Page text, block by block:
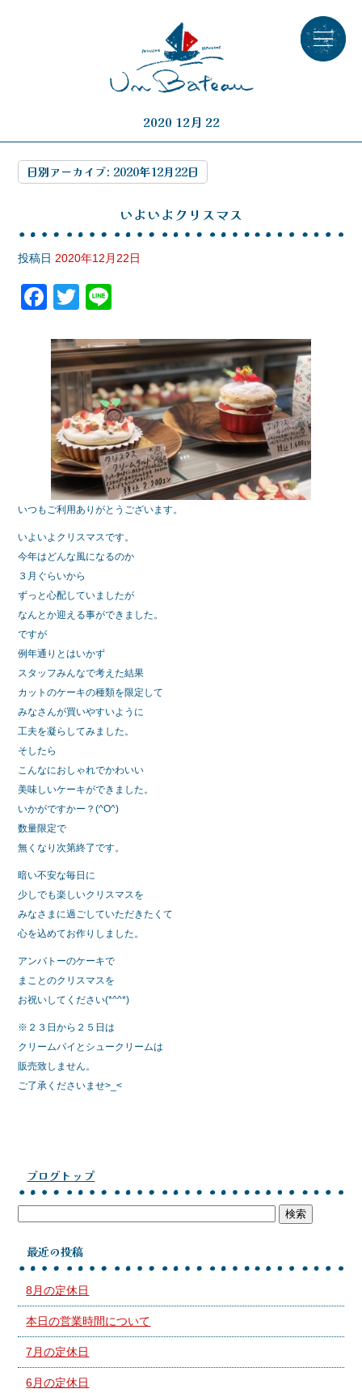
2020 12月 22
日別アーカイブ: 2020年12月22日
いよいよクリスマス
投稿日 2020年12月22日
F
c
e
b
o
o
k
T
tt
er
e
いつもご利用ありがとうございます。
いよいよクリスマスです。
今年はどんな風になるのか
３月ぐらいから
ずっと心配していましたが
なんとか迎える事ができました。
ですが
例年通りとはいかず
スタッフみんなで考えた結果
カットのケーキの種類を限定して
みなさんが買いやすいように
工夫を凝らしてみました。
そしたら
こんなにおしゃれでかわいい
美味しいケーキができました。
いかがですかー？(^O^)
数量限定で
無くなり次第終了です。
暗い不安な毎日に
少しでも楽しいクリスマスを
みなさまに過ごしていただきたくて
心を込めてお作りしました。
アンバトーのケーキで
まことのクリスマスを
お祝いしてください(*^^*)
※２３日から２５日は
クリームパイとシュークリームは
販売致しません。
ご了承くださいませ>_<
ブログトップ
最近の投稿
8月の定休日
本日の営業時間について
7月の定休日
6月の定休日